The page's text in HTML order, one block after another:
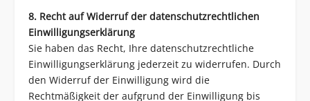
8. Recht auf Widerruf der datenschutzrechtlichen
Einwilligungserklärung
Sie haben das Recht, Ihre datenschutzrechtliche
Einwilligungserklärung jederzeit zu widerrufen. Durch
den Widerruf der Einwilligung wird die
Rechtmäßigkeit der aufgrund der Einwilligung bis